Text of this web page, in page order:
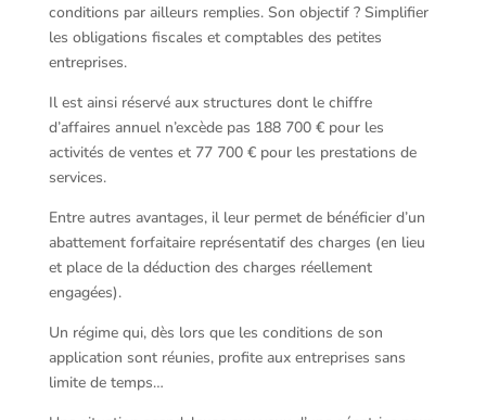
conditions par ailleurs remplies. Son objectif ? Simplifier
les obligations fiscales et comptables des petites
entreprises.
Il est ainsi réservé aux structures dont le chiffre
d’affaires annuel n’excède pas 188 700 € pour les
activités de ventes et 77 700 € pour les prestations de
services.
Entre autres avantages, il leur permet de bénéficier d’un
abattement forfaitaire représentatif des charges (en lieu
et place de la déduction des charges réellement
engagées).
Un régime qui, dès lors que les conditions de son
application sont réunies, profite aux entreprises sans
limite de temps…